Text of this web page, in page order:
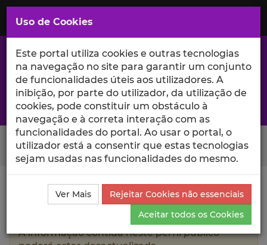
Saltar
para
Conteúdo
Principal
A excelência da investigação e ciência no Iscte
Search Button
Ciência_Iscte Autores
Ricardo Marnoto de Oliveira
Produções Científicas e Citações
A informação contida neste perfil público
Uso de Cookies
Este portal utiliza cookies e outras tecnologias
na navegação no site para garantir um conjunto
de funcionalidades úteis aos utilizadores. A
inibição, por parte do utilizador, da utilização de
cookies, pode constituir um obstáculo à
navegação e à correta interação com as
funcionalidades do portal. Ao usar o portal, o
utilizador está a consentir que estas tecnologias
sejam usadas nas funcionalidades do mesmo.
Ver Mais
Rejeitar Cookies não essenciais
Aceitar todos os Cookies